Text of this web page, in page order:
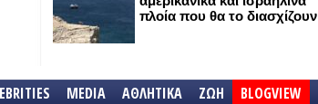
πλοία που θα το διασχίζουν
MEDIA ΑΘΛΗΤΙΚΑ ΖΩΗ BLOGVIEW